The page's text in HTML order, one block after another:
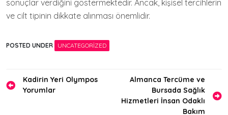
sonuçlar verdiğini göstermektedir. Ancak, kişisel tercihlerin
ve cilt tipinin dikkate alınması önemlidir.
POSTED UNDER UNCATEGORIZED
Yazı
gezinmesi
Kadirin Yeri Olympos
Yorumlar
Almanca Tercüme ve
Bursada Sağlık
Hizmetleri İnsan Odaklı
Bakım